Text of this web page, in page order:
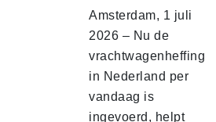
Amsterdam, 1 juli
2026 – Nu de
vrachtwagenheffing
in Nederland per
vandaag is
ingevoerd, helpt